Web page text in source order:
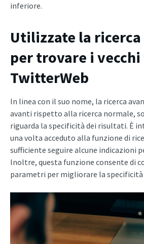
inferiore.
Utilizzate la ricerca
per trovare i
TwitterWeb
In linea con il suo nome, la ricerca
avanti rispetto alla ricerca normale,
riguarda la specificità dei risultati. È
una volta acceduto alla funzione di
sufficiente seguire alcune indicazioni
Inoltre, questa funzione consente di
parametri per migliorare la specificità